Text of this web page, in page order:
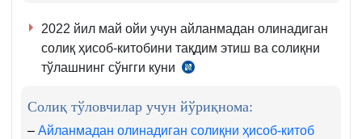
2022 йил май ойи учун айланмадан олинадиган
солиқ ҳисоб-китобини тақдим этиш ва солиқни
тўлашнинг сўнгги куни
м.
3–
Солиқ тўловчилар учун йўриқнома:
– Айланмадан олинадиган солиқни ҳисоб-китоб